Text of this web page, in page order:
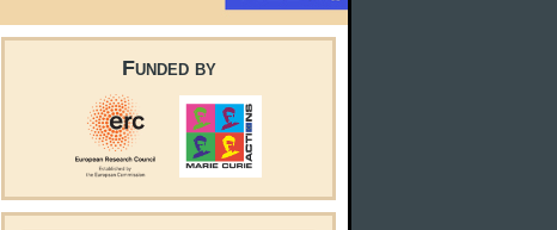
Funded by